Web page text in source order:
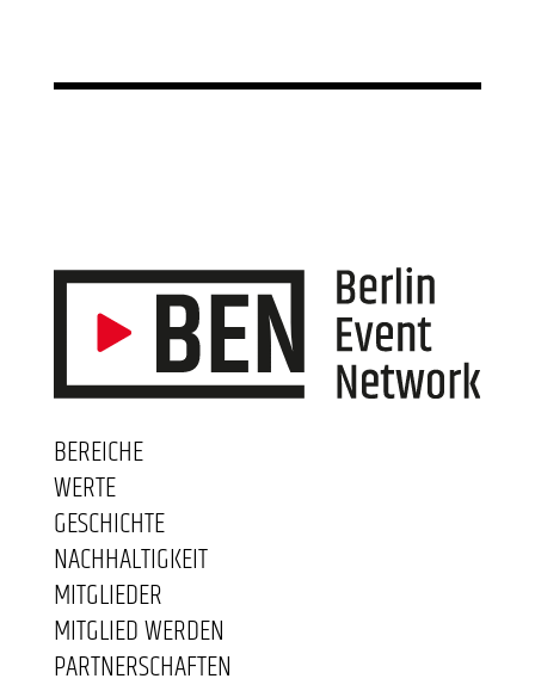
BEREICHE
WERTE
GESCHICHTE
NACHHALTIGKEIT
MITGLIEDER
MITGLIED WERDEN
PARTNERSCHAFTEN